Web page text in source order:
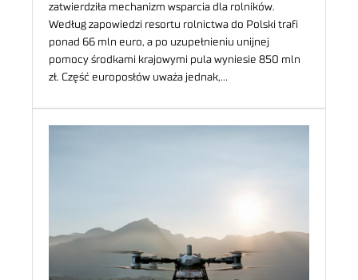
zatwierdziła mechanizm wsparcia dla rolników.
Według zapowiedzi resortu rolnictwa do Polski trafi
ponad 66 mln euro, a po uzupełnieniu unijnej
pomocy środkami krajowymi pula wyniesie 850 mln
zł. Część europosłów uważa jednak,…